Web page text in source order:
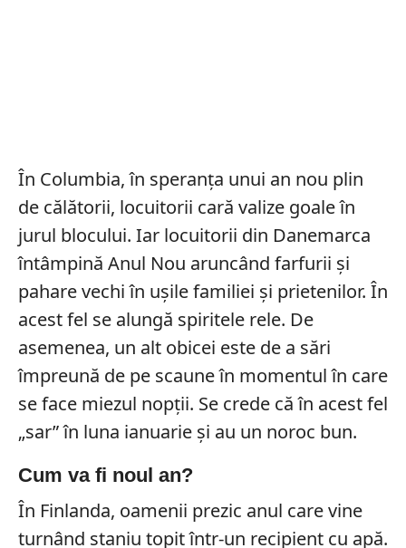
În Columbia, în speranța unui an nou plin
de călătorii, locuitorii cară valize goale în
jurul blocului. Iar locuitorii din Danemarca
întâmpină Anul Nou aruncând farfurii și
pahare vechi în ușile familiei și prietenilor. În
acest fel se alungă spiritele rele. De
asemenea, un alt obicei este de a sări
împreună de pe scaune în momentul în care
se face miezul nopții. Se crede că în acest fel
„sar” în luna ianuarie și au un noroc bun.
Cum va fi noul an?
În Finlanda, oamenii prezic anul care vine
turnând staniu topit într-un recipient cu apă.